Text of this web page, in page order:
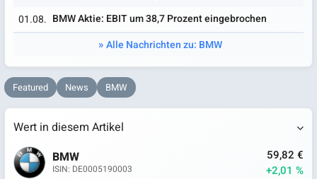
01.08. BMW Aktie: EBIT um 38,7 Prozent eingebrochen
Alle Nachrichten zu: BMW
Featured News BMW
Wert in diesem Artikel
BMW
ISIN: DE0005190003
59,82 €
+2,01 %